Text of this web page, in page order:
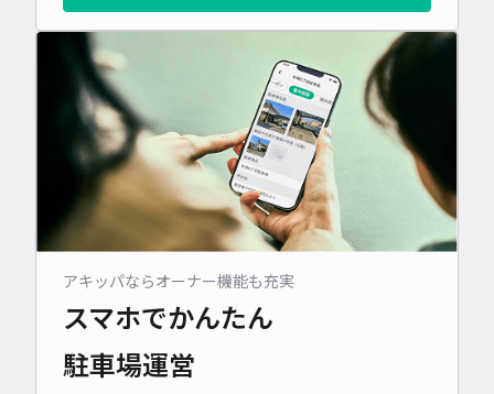
アキッパならオーナー機能も充実
スマホでかんたん
駐車場運営